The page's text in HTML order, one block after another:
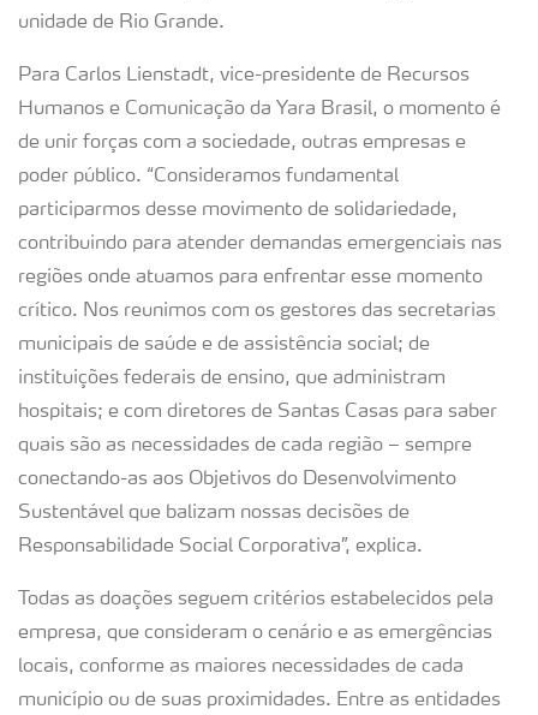
unidade de Rio Grande.
Para Carlos Lienstadt, vice-presidente de Recursos
Humanos e Comunicação da Yara Brasil, o momento é
de unir forças com a sociedade, outras empresas e
poder público. “Consideramos fundamental
participarmos desse movimento de solidariedade,
contribuindo para atender demandas emergenciais nas
regiões onde atuamos para enfrentar esse momento
crítico. Nos reunimos com os gestores das secretarias
municipais de saúde e de assistência social; de
instituições federais de ensino, que administram
hospitais; e com diretores de Santas Casas para saber
quais são as necessidades de cada região – sempre
conectando-as aos Objetivos do Desenvolvimento
Sustentável que balizam nossas decisões de
Responsabilidade Social Corporativa”, explica.
Todas as doações seguem critérios estabelecidos pela
empresa, que consideram o cenário e as emergências
locais, conforme as maiores necessidades de cada
município ou de suas proximidades. Entre as entidades